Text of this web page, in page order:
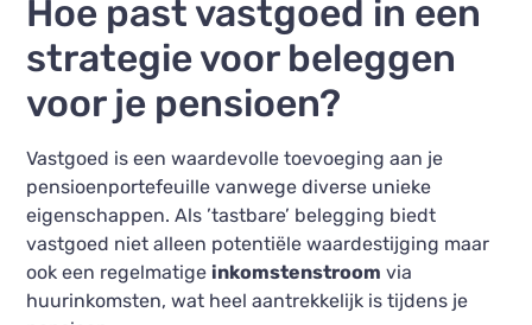
Hoe past vastgoed in een
strategie voor beleggen
voor je pensioen?
Vastgoed is een waardevolle toevoeging aan je
pensioenportefeuille vanwege diverse unieke
eigenschappen. Als ’tastbare’ belegging biedt
vastgoed niet alleen potentiële waardestijging maar
ook een regelmatige inkomstenstroom via
huurinkomsten, wat heel aantrekkelijk is tijdens je